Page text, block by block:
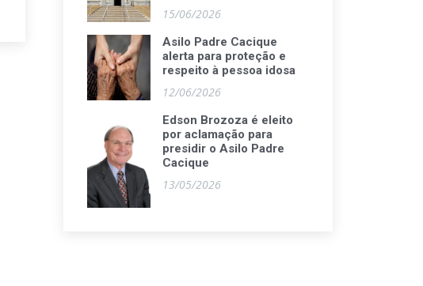
15/06/2026
Asilo Padre Cacique
alerta para proteção e
respeito à pessoa idosa
12/06/2026
Edson Brozoza é eleito
por aclamação para
presidir o Asilo Padre
Cacique
13/05/2026